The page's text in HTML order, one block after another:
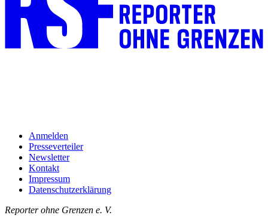
Anmelden
Presseverteiler
Newsletter
Kontakt
Impressum
Datenschutzerklärung
Reporter ohne Grenzen e. V.